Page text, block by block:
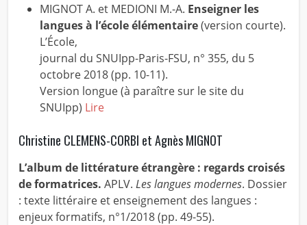
MIGNOT A. et MEDIONI M.-A. Enseigner les
langues à l’école élémentaire(version courte).
L’École,
journal du SNUIpp-Paris-FSU, n° 355, du 5
octobre 2018 (pp. 10-11).
Version longue (à paraître sur le site du
SNUIpp) Lire
Christine CLEMENS-CORBI et Agnès MIGNOT
L’album de littérature étrangère : regards croisés
de formatrices. APLV. Les langues modernes. Dossier
: texte littéraire et enseignement des langues :
enjeux formatifs, n°1/2018 (pp. 49-55).